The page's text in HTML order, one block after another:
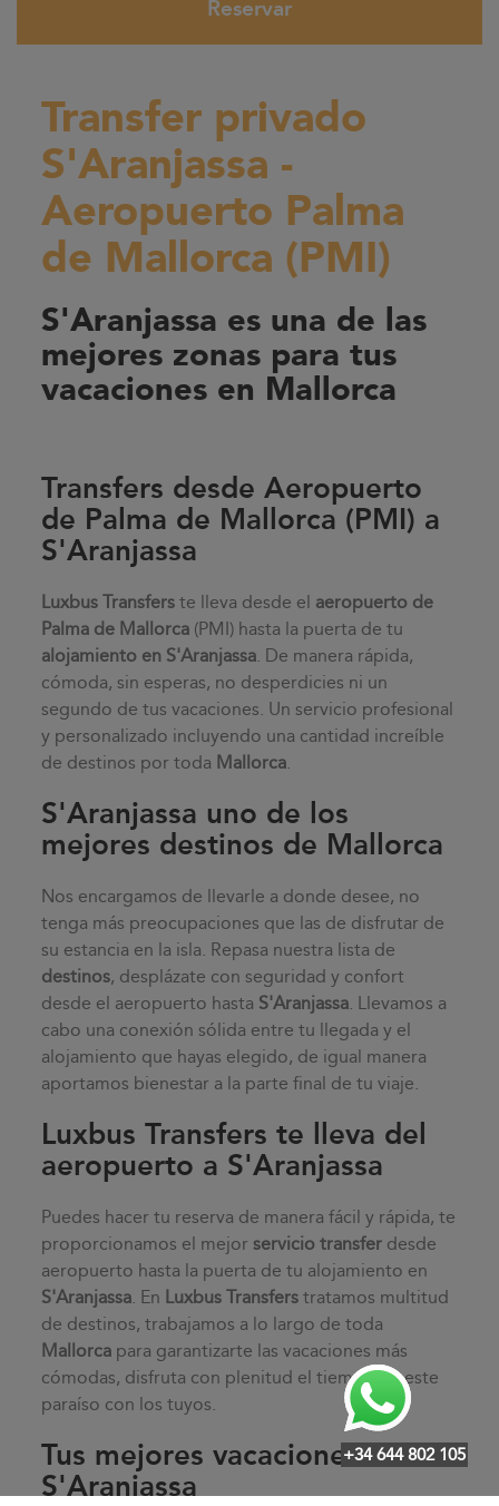
+34 644 802 105
Reservar
Transfer privado
S'Aranjassa -
Aeropuerto Palma
de Mallorca (PMI)
S'Aranjassa es una de las
mejores zonas para tus
vacaciones en Mallorca
Transfers desde Aeropuerto
de Palma de Mallorca (PMI) a
S'Aranjassa
Luxbus Transfers te lleva desde el aeropuerto de
Palma de Mallorca (PMI) hasta la puerta de tu
alojamiento en S'Aranjassa. De manera rápida,
cómoda, sin esperas, no desperdicies ni un
segundo de tus vacaciones. Un servicio profesional
y personalizado incluyendo una cantidad increíble
de destinos por toda Mallorca.
S'Aranjassa uno de los
mejores destinos de Mallorca
Nos encargamos de llevarle a donde desee, no
tenga más preocupaciones que las de disfrutar de
su estancia en la isla. Repasa nuestra lista de
destinos, desplázate con seguridad y confort
desde el aeropuerto hasta S'Aranjassa. Llevamos a
cabo una conexión sólida entre tu llegada y el
alojamiento que hayas elegido, de igual manera
aportamos bienestar a la parte final de tu viaje.
Luxbus Transfers te lleva del
aeropuerto a S'Aranjassa
Puedes hacer tu reserva de manera fácil y rápida, te
proporcionamos el mejorservicio transfer desde
aeropuerto hasta la puerta de tu alojamiento en
S'Aranjassa. En Luxbus Transfers tratamos multitud
de destinos, trabajamos a lo largo de toda
Mallorca para garantizarte las vacaciones más
cómodas, disfruta con plenitud el tiempo en este
paraíso con los tuyos.
Tus mejores vacaciones en
S'Aranjassa